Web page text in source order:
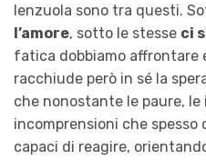
lenzuola sono tra questi.
l’amore, sotto le stesse ci
fatica dobbiamo affrontare
racchiude però in sé la
che nonostante le paure, le
incomprensioni che spesso
capaci di reagire,